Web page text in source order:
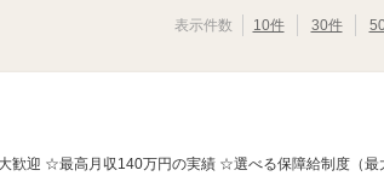
表示件数 10件 30件
歓迎 ☆最高月収140万円の実績 ☆選べる保障給制度（最